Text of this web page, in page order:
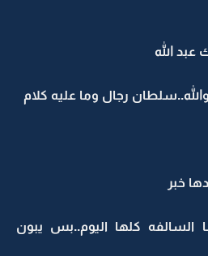
الله
رجال وما عليه كلام
خبر
السالفه كلها اليوم..بس يبون